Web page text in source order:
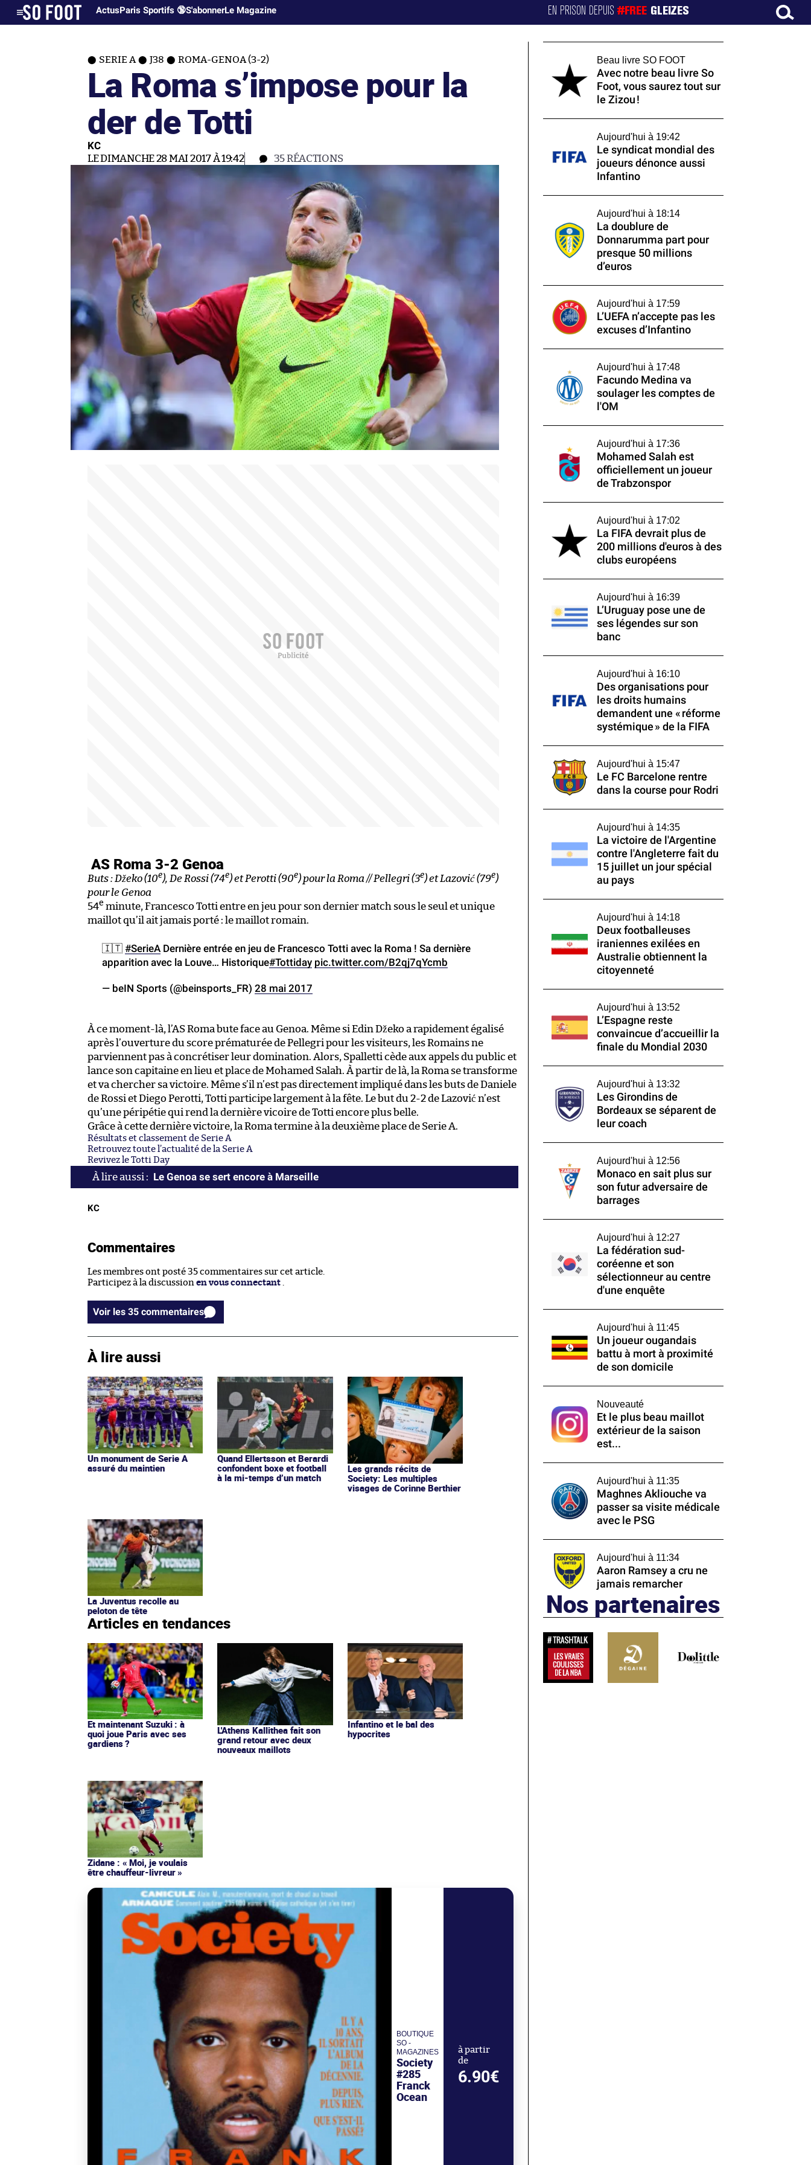
ActusParis Sportifs 🔞S'abonnerLe Magazine EN PRISON DEPUIS#FREE GLEIZES
SERIE A J38 ROMA-GENOA (3-2)
La Roma s’impose pour la
der de Totti
KC
LE DIMANCHE 28 MAI 2017 À 19:42 35RÉACTIONS
AS Roma 3-2 Genoa
Buts : Džeko (10e), De Rossi (74e) et Perotti (90e) pour la Roma // Pellegri (3e) et Lazović (79e)
pour le Genoa
54e minute, Francesco Totti entre en jeu pour son dernier match sous le seul et unique
maillot qu’il ait jamais porté : le maillot romain.
🇮🇹 #SerieA Dernière entrée en jeu de Francesco Totti avec la Roma ! Sa dernière
apparition avec la Louve… Historique#Tottiday pic.twitter.com/B2qj7qYcmb
— beIN Sports (@beinsports_FR) 28 mai 2017
À ce moment-là, l’AS Roma bute face au Genoa. Même si Edin Džeko a rapidement égalisé
après l’ouverture du score prématurée de Pellegri pour les visiteurs, les Romains ne
parviennent pas à concrétiser leur domination. Alors, Spalletti cède aux appels du public et
lance son capitaine en lieu et place de Mohamed Salah. À partir de là, la Roma se transforme
et va chercher sa victoire. Même s’il n’est pas directement impliqué dans les buts de Daniele
de Rossi et Diego Perotti, Totti participe largement à la fête. Le but du 2-2 de Lazović n’est
qu’une péripétie qui rend la dernière vicoire de Totti encore plus belle.
Grâce à cette dernière victoire, la Roma termine à la deuxième place de Serie A.
Résultats et classement de Serie A
Retrouvez toute l’actualité de la Serie A
Revivez le Totti Day
Le Genoa se sert encore à Marseille
KC
Commentaires
Les membres ont posté 35 commentaires sur cet article.
Participez à la discussion en vous connectant .
Voir les 35 commentaires
À lire aussi
Un monument de Serie A
assuré du maintien
Quand Ellertsson et Berardi
confondent boxe et football
à la mi-temps d’un match
Les grands récits de
Society: Les multiples
visages de Corinne Berthier
La Juventus recolle au
peloton de tête
Articles en tendances
Et maintenant Suzuki : à
quoi joue Paris avec ses
gardiens ?
L'Athens Kallithea fait son
grand retour avec deux
nouveaux maillots
Infantino et le bal des
hypocrites
Zidane : « Moi, je voulais
être chauffeur-livreur »
BOUTIQUE
SO -
MAGAZINES
Society
#285
Franck
Ocean
à partir
de
6.90€
Beau livre SO FOOT
Avec notre beau livre So
Foot, vous saurez tout sur
le Zizou !
Aujourd'hui à 19:42
Le syndicat mondial des
joueurs dénonce aussi
Infantino
Aujourd'hui à 18:14
La doublure de
Donnarumma part pour
presque 50 millions
d’euros
Aujourd'hui à 17:59
L’UEFA n’accepte pas les
excuses d’Infantino
Aujourd'hui à 17:48
Facundo Medina va
soulager les comptes de
l'OM
Aujourd'hui à 17:36
Mohamed Salah est
officiellement un joueur
de Trabzonspor
Aujourd'hui à 17:02
La FIFA devrait plus de
200 millions d'euros à des
clubs européens
Aujourd'hui à 16:39
L’Uruguay pose une de
ses légendes sur son
banc
Aujourd'hui à 16:10
Des organisations pour
les droits humains
demandent une « réforme
systémique » de la FIFA
Aujourd'hui à 15:47
Le FC Barcelone rentre
dans la course pour Rodri
Aujourd'hui à 14:35
La victoire de l'Argentine
contre l'Angleterre fait du
15 juillet un jour spécial
au pays
Aujourd'hui à 14:18
Deux footballeuses
iraniennes exilées en
Australie obtiennent la
citoyenneté
Aujourd'hui à 13:52
L’Espagne reste
convaincue d’accueillir la
finale du Mondial 2030
Aujourd'hui à 13:32
Les Girondins de
Bordeaux se séparent de
leur coach
Aujourd'hui à 12:56
Monaco en sait plus sur
son futur adversaire de
barrages
Aujourd'hui à 12:27
La fédération sud-
coréenne et son
sélectionneur au centre
d'une enquête
Aujourd'hui à 11:45
Un joueur ougandais
battu à mort à proximité
de son domicile
Nouveauté
Et le plus beau maillot
extérieur de la saison
est...
Aujourd'hui à 11:35
Maghnes Akliouche va
passer sa visite médicale
avec le PSG
Aujourd'hui à 11:34
Aaron Ramsey a cru ne
jamais remarcher
Nos partenaires